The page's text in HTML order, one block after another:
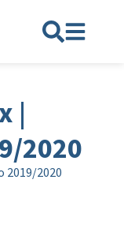
|
2020
2019/2020